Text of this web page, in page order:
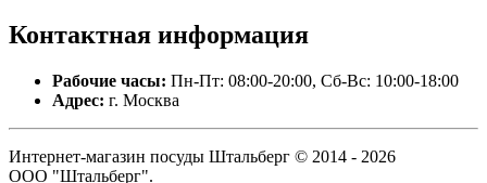
Контактная информация
Рабочие часы: Пн-Пт: 08:00-20:00, Сб-Вс: 10:00-18:00
Адрес: г. Москва
Интернет-магазин посуды Штальберг © 2014 - 2026
ООО "Штальберг".